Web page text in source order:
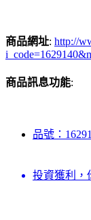
商品網址: http://
商品訊息功能:
品號：
投資獲利，